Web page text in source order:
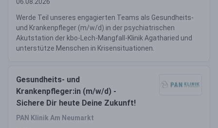
Werde Teil unseres engagierten Teams als Gesundheits-
und Krankenpfleger (m/w/d) in der psychiatrischen
Akutstation der kbo-Lech-Mangfall-Klinik Agatharied und
unterstütze Menschen in Krisensituationen.
Gesundheits- und
Krankenpfleger:in (m/w/d) -
Sichere Dir heute Deine Zukunft!
PAN Klinik Am Neumarkt